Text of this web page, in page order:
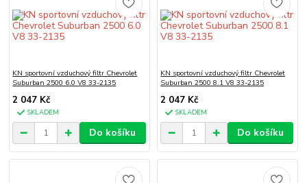
KN sportovní vzduchový filtr Chevrolet
Suburban 2500 6.0 V8 33-2135
2 047 Kč
SKLADEM
Do košíku
KN sportovní vzduchový filtr Chevrolet
Suburban 2500 8.1 V8 33-2135
2 047 Kč
SKLADEM
Do košíku